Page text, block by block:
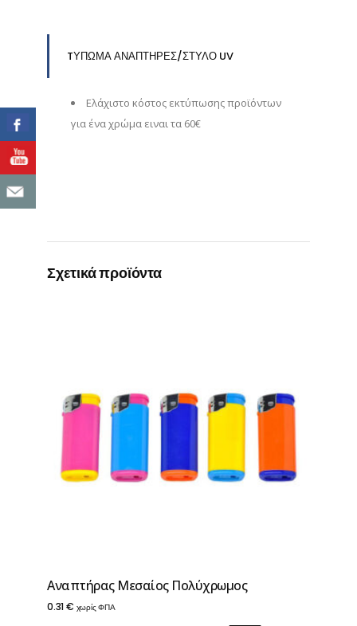
TΥΠΩΜΑ ΑΝΑΠΤΗΡΕΣ/ΣΤΥΛΟ UV
Eλάχιστο κόστος εκτύπωσης προϊόντων
για ένα χρώμα ειναι τα 60€
Σχετικά προϊόντα
Aναπτήρας Μεσαίος Πολύχρωμος
0.31€ χωρίς ΦΠΑ